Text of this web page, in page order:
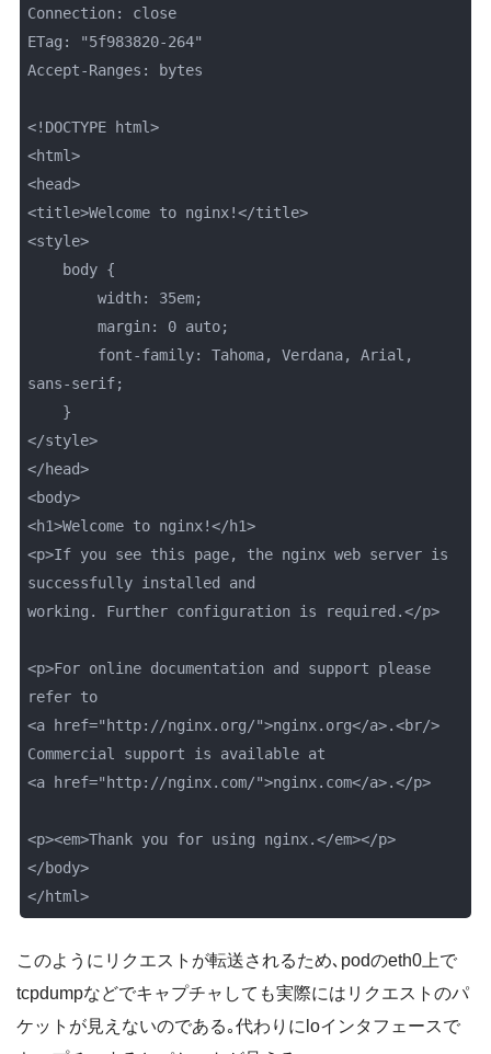
Connection: close
ETag: "5f983820-264"
Accept-Ranges: bytes
<!DOCTYPE html>
<html>
<head>
<title>Welcome to nginx!</title>
<style>
        width: 35em;
        margin: 0 auto;
sans-serif;
</style>
</head>
<body>
<h1>Welcome to nginx!</h1>
<p>If you see this page, the nginx web server is
successfully installed and
working. Further configuration is required.</p>
<p>For online documentation and support please
refer to
<a href="http://nginx.org/">nginx.org</a>.<br/>
Commercial support is available at
<a href="http://nginx.com/">nginx.com</a>.</p>
<p><em>Thank you for using nginx.</em></p>
</body>
</html>
このようにリクエストが転送されるため､podのeth0上で
tcpdumpなどでキャプチャしても実際にはリクエストのパ
ケットが見えないのである｡代わりにloインタフェースで